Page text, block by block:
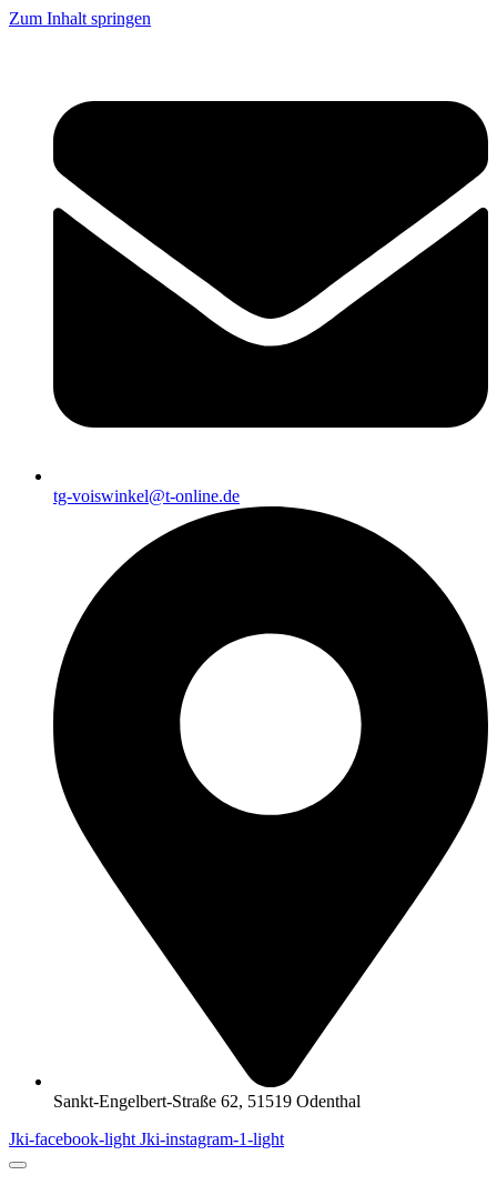
Zum Inhalt springen
tg-voiswinkel@t-online.de
Sankt-Engelbert-Straße 62, 51519 Odenthal
Jki-facebook-light Jki-instagram-1-light